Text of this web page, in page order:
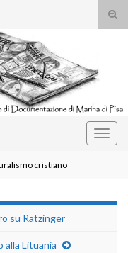
il
cristiano
su Ratzinger
alla Lituania